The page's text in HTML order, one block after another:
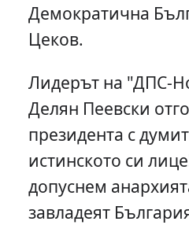
Демократична
Цеков.
Лидерът на "ДПС-
Делян Пеевски
президента с
истинското си
допуснем
завладеят